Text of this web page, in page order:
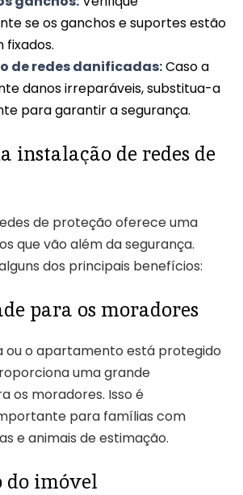
se os ganchos e suportes estão
fixados.
de redes danificadas:Caso a
danos irreparáveis, substitua-a
para garantir a segurança.
instalação de redes de
de proteção oferece uma
que vão além da segurança.
dos principais benefícios:
para os moradores
ou o apartamento está protegido
uma grande
os moradores. Isso é
para famílias com
e animais de estimação.
do imóvel